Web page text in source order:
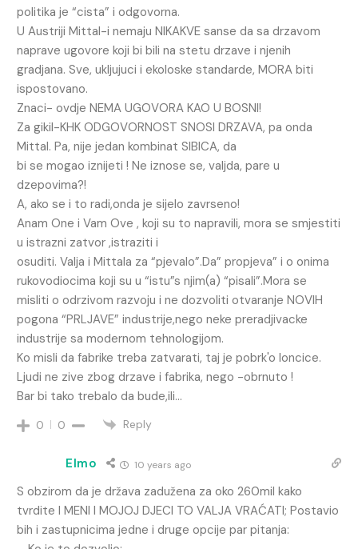
politika je “cista” i odgovorna.
U Austriji Mittal-i nemaju NIKAKVE sanse da sa drzavom
naprave ugovore koji bi bili na stetu drzave i njenih
gradjana. Sve, ukljujuci i ekoloske standarde, MORA biti
ispostovano.
Znaci- ovdje NEMA UGOVORA KAO U BOSNI!
Za gikil-KHK ODGOVORNOST SNOSI DRZAVA, pa onda
Mittal. Pa, nije jedan kombinat SIBICA, da
bi se mogao iznijeti ! Ne iznose se, valjda, pare u
dzepovima?!
A, ako se i to radi,onda je sijelo zavrseno!
Anam One i Vam Ove , koji su to napravili, mora se smjestiti
u istrazni zatvor ,istraziti i
osuditi. Valja i Mittala za “pjevalo”.Da” propjeva” i o onima
rukovodiocima koji su u “istu”s njim(a) “pisali”.Mora se
misliti o odrzivom razvoju i ne dozvoliti otvaranje NOVIH
pogona “PRLJAVE” industrije,nego neke preradjivacke
industrije sa modernom tehnologijom.
Ko misli da fabrike treba zatvarati, taj je pobrk'o loncice.
Ljudi ne zive zbog drzave i fabrika, nego -obrnuto !
Bar bi tako trebalo da bude,ili…
0 0 Reply
Elmo 10 years ago
S obzirom da je država zadužena za oko 260mil kako
tvrdite I MENI I MOJOJ DJECI TO VALJA VRAĆATI; Postavio
bih i zastupnicima jedne i druge opcije par pitanja: